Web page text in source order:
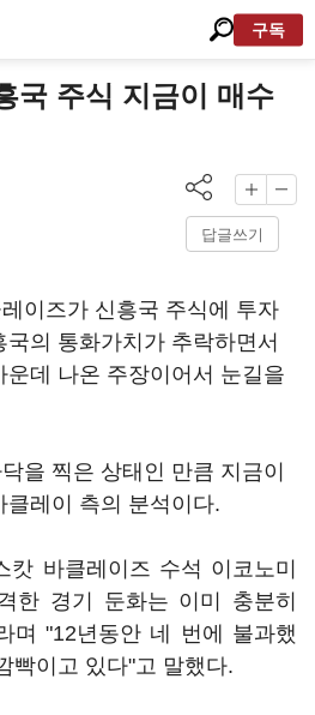
구독
국 주식 지금이 매수
답글쓰기
이즈가 신흥국 주식에 투자
의 통화가치가 추락하면서
데 나온 주장이어서 눈길을
을 찍은 상태인 만큼 지금이
레이 측의 분석이다.
캇 바클레이즈 수석 이코노미
한 경기 둔화는 이미 충분히
며 "12년동안 네 번에 불과했
빡이고 있다"고 말했다.